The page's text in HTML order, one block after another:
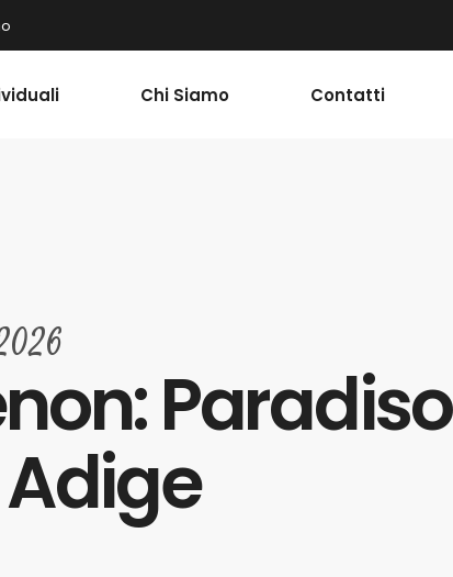
Chi Siamo Contatti
Paradiso